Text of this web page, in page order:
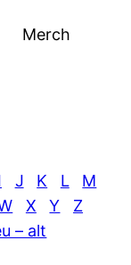
Merch
J K L
M
X Y
Z
– alt